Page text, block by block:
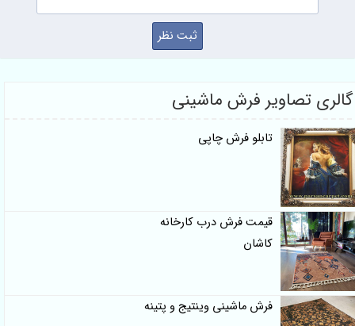
گالری تصاویر فرش ماشینی
تابلو فرش چاپی
قیمت فرش درب کارخانه
کاشان
فرش ماشینی وینتیج و پتینه